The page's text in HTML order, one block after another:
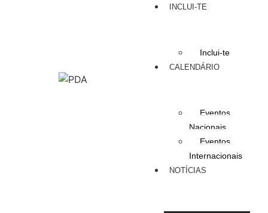
INCLUI-TE
Inclui-te
CALENDÁRIO
Eventos
Nacionais
Eventos
Internacionais
NOTÍCIAS